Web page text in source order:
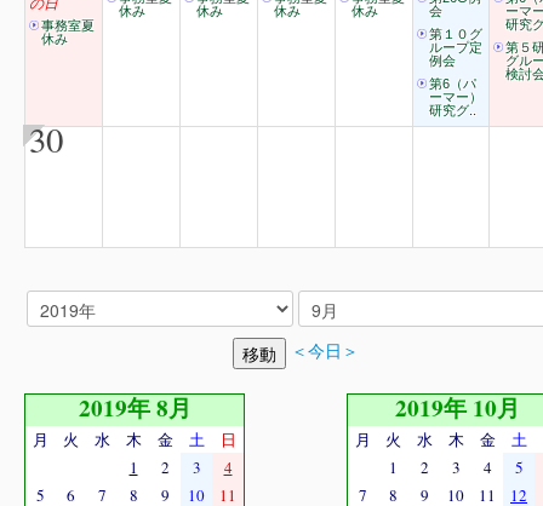
事務室夏
休み
休み
休み
休み
休み
会
第１０グ
ループ定
例会
第6（パ
ーマー）
研究グ..
ーマ
研究
第５
グル
検討
30
＜今日＞
2019年 8月
月 火 水 木 金 土
日
1
2 3
4
5
6 7 8 9 10
11
2019年 10月
月 火 水 木 金 土
1
2 3 4
5
7
8 9 10 11 12